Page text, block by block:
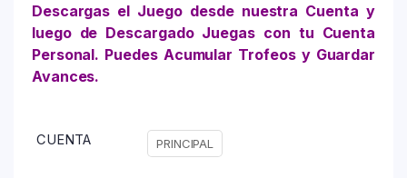
Descargas el Juego desde nuestra Cuenta y
luego de Descargado Juegas con tu Cuenta
Personal. Puedes Acumular Trofeos y Guardar
Avances.
CUENTA PRINCIPAL